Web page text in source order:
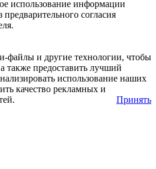
использование информации
предварительного согласия
файлы и другие технологии, чтобы
также предоставить лучший
использование наших
качество рекламных и
Принять